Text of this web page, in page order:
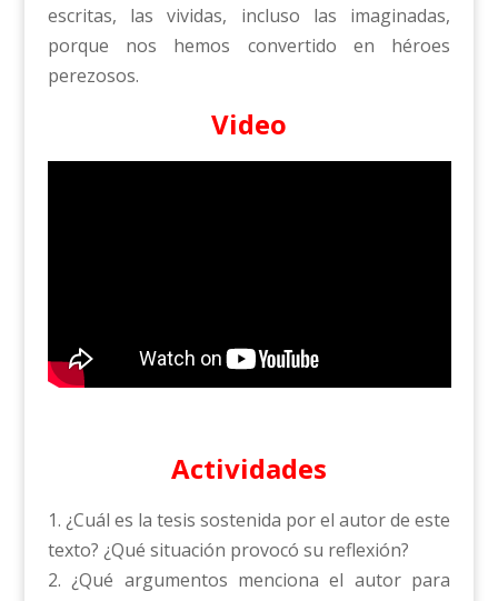
escritas, las vividas, incluso las imaginadas,
porque nos hemos convertido en héroes
perezosos.
Video
Actividades
1. ¿Cuál es la tesis sostenida por el autor de este
texto? ¿Qué situación provocó su reflexión?
2. ¿Qué argumentos menciona el autor para